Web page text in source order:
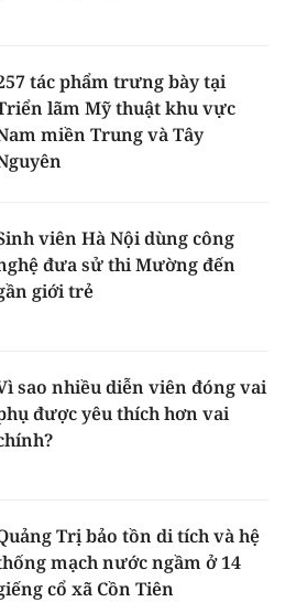
tác phẩm trưng bày tại
lãm Mỹ thuật khu vực
miền Trung và Tây
viên Hà Nội dùng công
đưa sử thi Mường đến
giới trẻ
sao nhiều diễn viên đóng vai
được yêu thích hơn vai
Trị bảo tồn di tích và hệ
mạch nước ngầm ở 14
cổ xã Cồn Tiên